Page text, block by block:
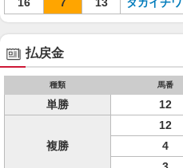
払戻金
種類 馬番
単勝 12
複勝
12
4